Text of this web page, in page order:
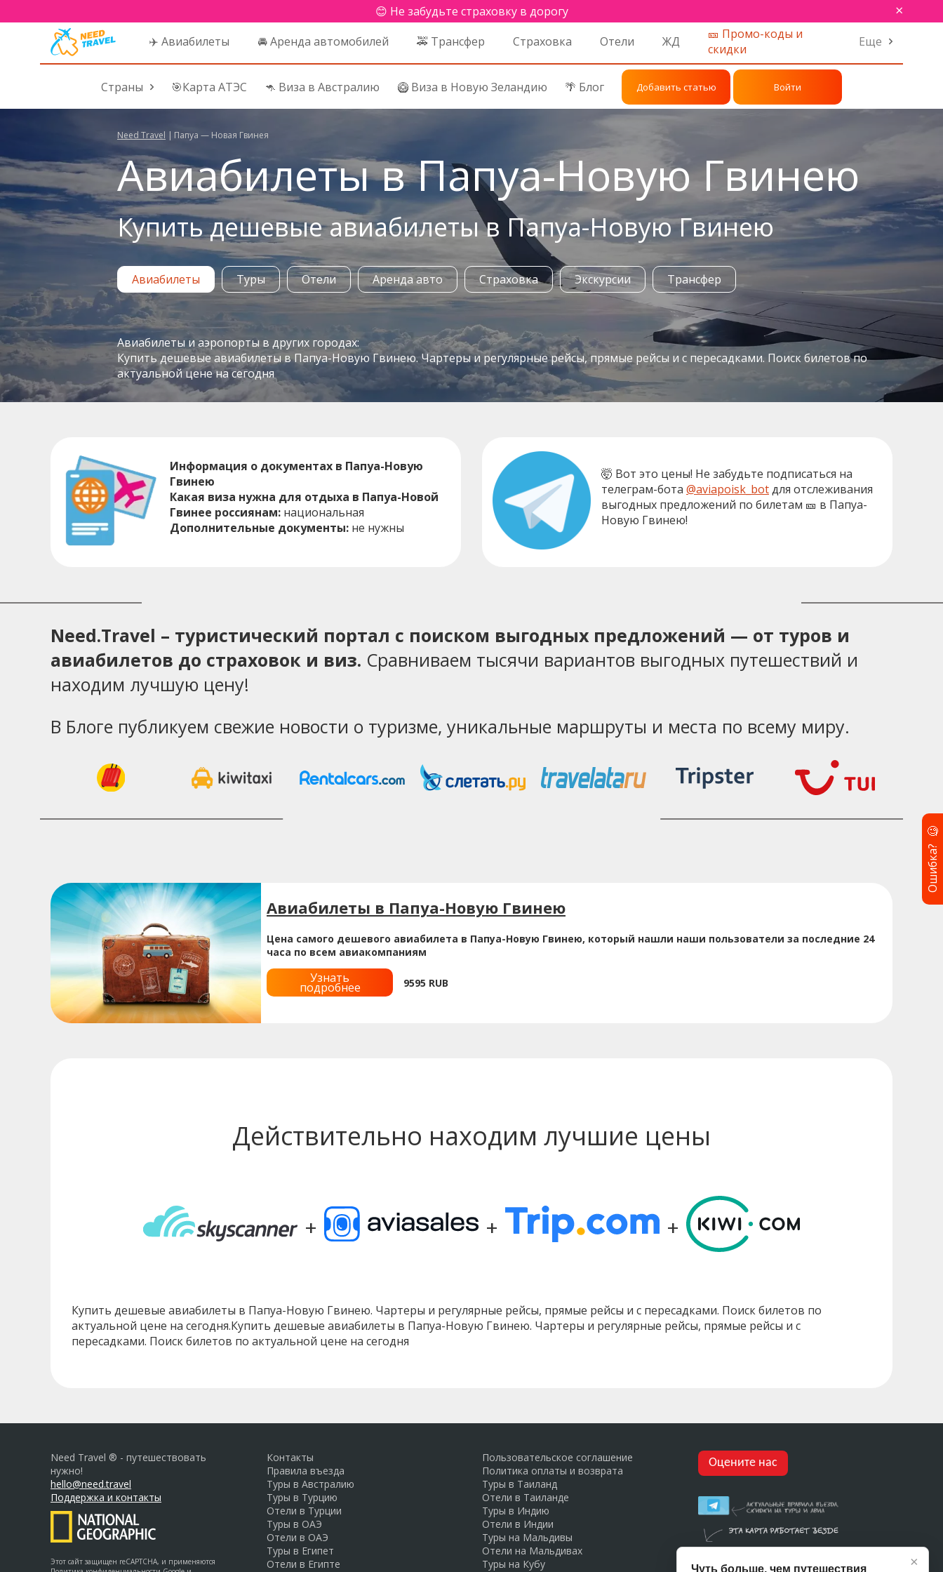
😊 Не забудьте страховку в дорогу ×
✈️ Авиабилеты 🚘 Аренда автомобилей 🚕 Трансфер Страховка Отели ЖД
🎫 Промо-коды и
скидки
Еще
Страны 🎯Карта АТЭС 🦘 Виза в Австралию 🥝 Виза в Новую Зеландию 🌴 Блог Добавить статью Войти
Need Travel | Папуа — Новая Гвинея
Авиабилеты в Папуа-Новую Гвинею
Купить дешевые авиабилеты в Папуа-Новую Гвинею
Авиабилеты Туры Отели Аренда авто Страховка Экскурсии Трансфер
Авиабилеты и аэропорты в других городах:
Купить дешевые авиабилеты в Папуа-Новую Гвинею. Чартеры и регулярные рейсы, прямые рейсы и с пересадками. Поиск билетов по
актуальной цене на сегодня
Информация о документах в Папуа-Новую
Гвинею
Какая виза нужна для отдыха в Папуа-Новой
Гвинее россиянам: национальная
Дополнительные документы: не нужны
🤯 Вот это цены! Не забудьте подписаться на
телеграм-бота @aviapoisk_botдля отслеживания
выгодных предложений по билетам 🎫 в Папуа-
Новую Гвинею!
Need.Travel – туристический портал с поиском выгодных предложений — от туров и
авиабилетов до страховок и виз. Сравниваем тысячи вариантов выгодных путешествий и
находим лучшую цену!
В Блоге публикуем свежие новости о туризме, уникальные маршруты и места по всему миру.
Авиабилеты в Папуа-Новую Гвинею
Цена самого дешевого авиабилета в Папуа-Новую Гвинею, который нашли наши пользователи за последние 24
часа по всем авиакомпаниям
Узнать
подробнее 9595 RUB
Действительно находим лучшие цены
+ + +
Купить дешевые авиабилеты в Папуа-Новую Гвинею. Чартеры и регулярные рейсы, прямые рейсы и с пересадками. Поиск билетов по
актуальной цене на сегодня.Купить дешевые авиабилеты в Папуа-Новую Гвинею. Чартеры и регулярные рейсы, прямые рейсы и с
пересадками. Поиск билетов по актуальной цене на сегодня
Need Travel ® - путешествовать
нужно!
hello@need.travel
Поддержка и контакты
Этот сайт защищен reCAPTCHA, и применяются
Контакты
Правила въезда
Туры в Австралию
Туры в Турцию
Отели в Турции
Туры в ОАЭ
Отели в ОАЭ
Туры в Египет
Отели в Египте
Пользовательское соглашение
Политика оплаты и возврата
Туры в Таиланд
Отели в Таиланде
Туры в Индию
Отели в Индии
Туры на Мальдивы
Отели на Мальдивах
Туры на Кубу
Оцените нас
Ошибка?
🧐
×
Чуть больше, чем путешествия